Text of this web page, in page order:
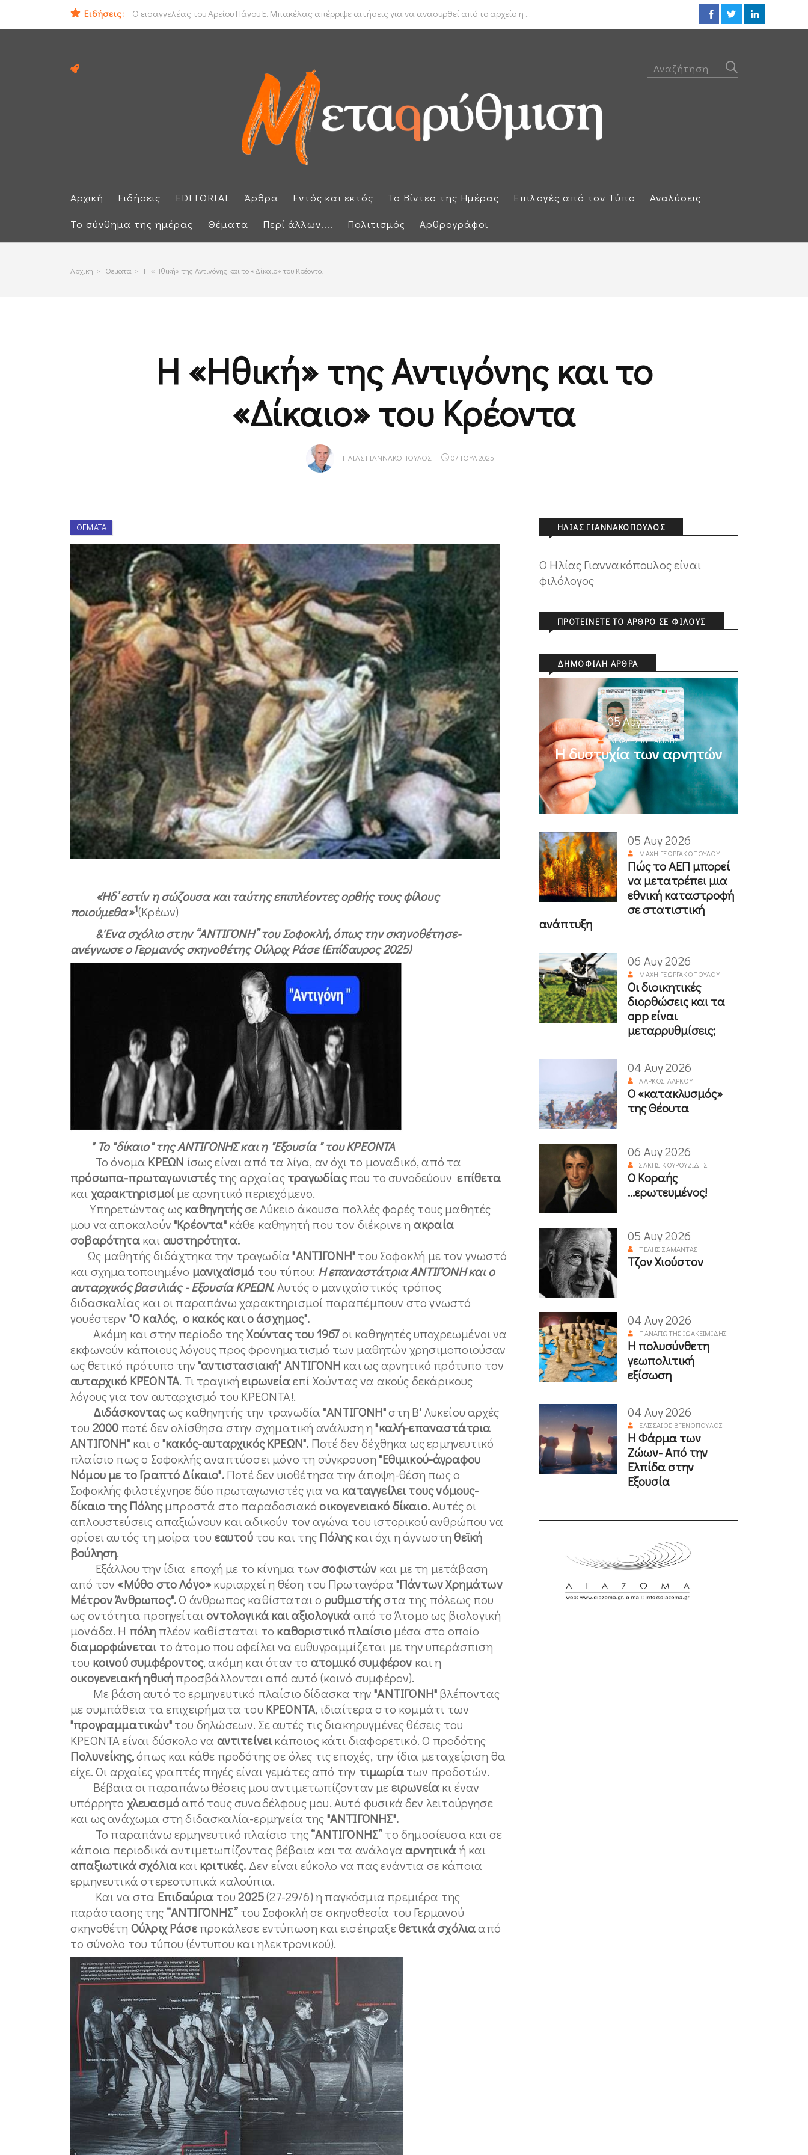
Ειδήσεις: ΟΟΣΑ: Στην τελευταία θέση η Ελλάδα για το πραγματικό διαθέσιμο εισόδημα των νοικοκυριών Προθεσμία για να
Αρχική Ειδήσεις EDITORIAL Άρθρα Εντός και εκτός Το Βίντεο της Ημέρας Επιλογές από τον Τύπο
Αναλύσεις
Το σύνθημα της ημέρας
Θέματα Περί άλλων.... Πολιτισμός Αρθρογράφοι
Αρχικη > Θεματα > Η «Ηθική» της Αντιγόνης και το «Δίκαιο» του Κρέοντα
Η «Ηθική» της Αντιγόνης και το
«Δίκαιο» του Κρέοντα
ΗΛΊΑΣ ΓΙΑΝΝΑΚΌΠΟΥΛΟΣ 07 ΙΟΥΛ 2025
ΘΈΜΑΤΑ
«Ήδ’ εστίν η σώζουσα και ταύτης επιπλέοντες ορθής τους φίλους
ποιούμεθα»1(Κρέων)
& Ένα σχόλιο στην “ΑΝΤΙΓΟΝΗ”του Σοφοκλή, όπως την σκηνοθέτησε-
ανέγνωσε ο Γερμανός σκηνοθέτης Ούλριχ Ράσε (Επίδαυρος 2025)
*Το "δίκαιο" της ΑΝΤΙΓΟΝΗΣ και η "Εξουσία " του ΚΡΕΟΝΤΑ
Το όνομα ΚΡΕΩΝ ίσως είναι από τα λίγα, αν όχι το μοναδικό, από τα
πρόσωπα-πρωταγωνιστέςτης αρχαίαςτραγωδίαςπου το συνοδεύουνεπίθετα
και χαρακτηρισμοίμε αρνητικό περιεχόμενο.
Υπηρετώντας ωςκαθηγητήςσε Λύκειο άκουσα πολλές φορές τους μαθητές
μου να αποκαλούν"Κρέοντα"κάθε καθηγητή που τον διέκρινε η ακραία
σοβαρότητακαι αυστηρότητα.
Ως μαθητής διδάχτηκα την τραγωδία"ΑΝΤΙΓΟΝΗ"του Σοφοκλή με τον γνωστό
και σχηματοποιημένο μανιχαϊσμό του τύπου: Η επαναστάτρια ΑΝΤΙΓΌΝΗ και ο
αυταρχικός βασιλιάς - Εξουσία ΚΡΕΩΝ.Αυτός ο μανιχαϊστικός τρόπος
διδασκαλίας και οι παραπάνω χαρακτηρισμοί παραπέμπουν στο γνωστό
γουέστερν "Ο καλός, ο κακός και ο άσχημος".
Ακόμη και στην περίοδο τηςΧούντας του 1967οι καθηγητές υποχρεωμένοι να
εκφωνούν κάποιους λόγους προς φρονηματισμό των μαθητών χρησιμοποιούσαν
ως θετικό πρότυπο την"αντιστασιακή"ΑΝΤΙΓΟΝΗ και ως αρνητικό πρότυπο τον
αυταρχικό ΚΡΈΟΝΤΑ. Τι τραγικήειρωνείαεπί Χούντας να ακούς δεκάρικους
λόγους για τον αυταρχισμό του ΚΡΈΟΝΤΑ!.
Διδάσκονταςως καθηγητής την τραγωδία"ΑΝΤΙΓΟΝΗ"στη Β' Λυκείου αρχές
του 2000 ποτέ δεν ολίσθησα στην σχηματική ανάλυση η"καλή-επαναστάτρια
ΑΝΤΙΓΟΝΗ" και ο"κακός-αυταρχικός ΚΡΕΩΝ". Ποτέ δεν δέχθηκα ως ερμηνευτικό
πλαίσιο πως ο Σοφοκλής αναπτύσσει μόνο τη σύγκρουση"Εθιμικού-άγραφου
Νόμου με το Γραπτό Δίκαιο".Ποτέ δεν υιοθέτησα την άποψη-θέση πως ο
Σοφοκλής φιλοτέχνησε δύο πρωταγωνιστές για να καταγγείλει τους νόμους-
δίκαιο της Πόληςμπροστά στο παραδοσιακόοικογενειακό δίκαιο.Αυτές οι
απλουστεύσεις απαξιώνουν και αδικούν τον αγώνα του ιστορικού ανθρώπου να
ορίσει αυτός τη μοίρα του εαυτούτου και τηςΠόληςκαι όχι η άγνωστηθεϊκή
βούληση.
Εξάλλου την ίδια εποχή με το κίνημα τωνσοφιστών και με τη μετάβαση
από τον «Μύθο στοΛόγο»κυριαρχεί η θέση του Πρωταγόρα"Πάντων Χρημάτων
Μέτρον Άνθρωπος".Ο άνθρωπος καθίσταται ο ρυθμιστήςστα της πόλεως που
ως οντότητα προηγείταιοντολογικά και αξιολογικάαπό το Άτομο ως βιολογική
μονάδα. Η πόλη πλέον καθίσταται το καθοριστικό πλαίσιομέσα στο οποίο
διαμορφώνεται το άτομο που οφείλει να ευθυγραμμίζεται με την υπεράσπιση
του κοινού συμφέροντος, ακόμη και όταν το ατομικό συμφέρον και η
οικογενειακή ηθικήπροσβάλλονται από αυτό (κοινό συμφέρον).
Με βάση αυτό το ερμηνευτικό πλαίσιο δίδασκα την"ΑΝΤΙΓΟΝΗ"βλέποντας
με συμπάθεια τα επιχειρήματα του ΚΡΕΟΝΤΑ, ιδιαίτερα στο κομμάτι των
"προγραμματικών"του δηλώσεων. Σε αυτές τις διακηρυγμένες θέσεις του
ΚΡΕΟΝΤΑ είναι δύσκολο να αντιτείνεικάποιος κάτι διαφορετικό. Ο προδότης
Πολυνείκης,όπως και κάθε προδότης σε όλες τις εποχές, την ίδια μεταχείριση θα
είχε. Οι αρχαίες γραπτές πηγές είναι γεμάτες από την τιμωρίατων προδοτών.
Βέβαια οι παραπάνω θέσεις μου αντιμετωπίζονταν μεειρωνείακι έναν
υπόρρητο χλευασμόαπό τους συναδέλφους μου. Αυτό φυσικά δεν λειτούργησε
και ως ανάχωμα στη διδασκαλία-ερμηνεία της"ΑΝΤΙΓΟΝΗΣ".
Το παραπάνω ερμηνευτικό πλαίσιο της“ΑΝΤΙΓΟΝΗΣ”το δημοσίευσα και σε
κάποια περιοδικά αντιμετωπίζοντας βέβαια και τα ανάλογααρνητικάή και
απαξιωτικά σχόλιακαι κριτικές. Δεν είναι εύκολο να πας ενάντια σε κάποια
ερμηνευτικά στερεοτυπικά καλούπια.
Και να στα Επιδαύρια του2025(27-29/6) η παγκόσμια πρεμιέρα της
παράστασης της “ΑΝΤΙΓΟΝΗΣ”του Σοφοκλή σε σκηνοθεσία του Γερμανού
σκηνοθέτη Ούλριχ Ράσεπροκάλεσε εντύπωση και εισέπραξεθετικά σχόλιααπό
το σύνολο του τύπου (έντυπου και ηλεκτρονικού).
ΗΛΊΑΣ ΓΙΑΝΝΑΚΌΠΟΥΛΟΣ
O Ηλίας Γιαννακόπουλος είναι
φιλόλογος
ΠΡΟΤΕΊΝΕΤΕ ΤΟ ΆΡΘΡΟ ΣΕ ΦΊΛΟΥΣ
ΔΗΜΟΦΙΛΉ ΆΡΘΡΑ
05 Αυγ 2026
ΜΙΧΆΛΗΣ ΚΥΡΙΑΚΊΔΗΣ
Η δυστυχία των αρνητών
05 Αυγ 2026
ΜΆΧΗ ΓΕΩΡΓΑΚΟΠΟΎΛΟΥ
Πώς το ΑΕΠ μπορεί
να μετατρέπει μια
εθνική καταστροφή
σε στατιστική
ανάπτυξη
06 Αυγ 2026
ΜΆΧΗ ΓΕΩΡΓΑΚΟΠΟΎΛΟΥ
Οι διοικητικές
διορθώσεις και τα
app είναι
μεταρρυθμίσεις;
04 Αυγ 2026
ΛΆΡΚΟΣ ΛΆΡΚΟΥ
Ο «κατακλυσμός»
της Θέουτα
06 Αυγ 2026
ΣΆΚΗΣ ΚΟΥΡΟΥΖΊΔΗΣ
Ο Κοραής
...ερωτευμένος!
05 Αυγ 2026
ΤΈΛΗΣ ΣΑΜΑΝΤΆΣ
Τζον Χιούστον
04 Αυγ 2026
ΠΑΝΑΓΙΏΤΗΣ ΙΩΑΚΕΙΜΊΔΗΣ
Η πολυσύνθετη
γεωπολιτική
εξίσωση
04 Αυγ 2026
ΕΛΙΣΣΑΊΟΣ ΒΓΕΝΌΠΟΥΛΟΣ
Η Φάρμα των
Ζώων- Από την
Ελπίδα στην
Εξουσία